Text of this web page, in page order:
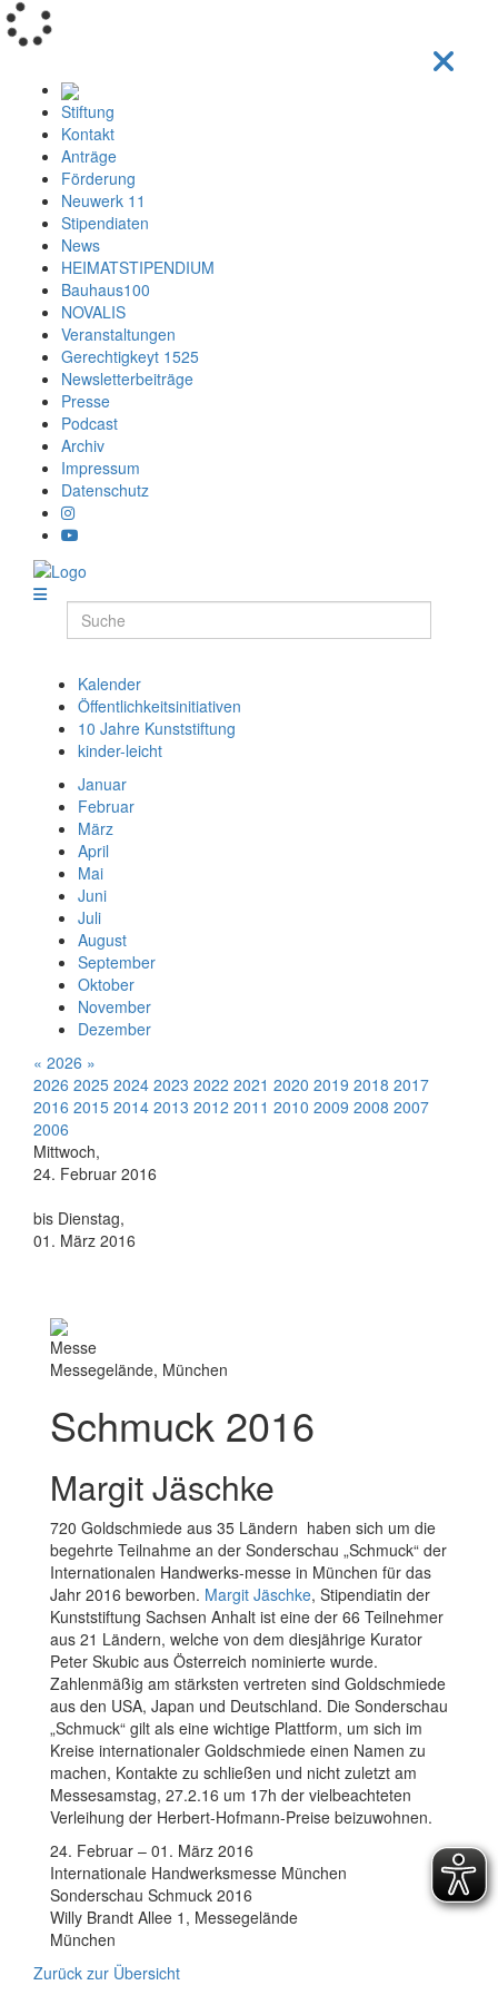
Stiftung
Kontakt
Anträge
Förderung
Neuwerk 11
Stipendiaten
News
HEIMATSTIPENDIUM
Bauhaus100
NOVALIS
Veranstaltungen
Gerechtigkeyt 1525
Newsletterbeiträge
Presse
Podcast
Archiv
Impressum
Datenschutz
Kalender
Öffentlichkeitsinitiativen
10 Jahre Kunststiftung
kinder-leicht
Januar
Februar
März
April
Mai
Juni
Juli
August
September
Oktober
November
Dezember
« 2026 »
2026 2025 2024 2023 2022 2021 2020 2019 2018 2017
2016 2015 2014 2013 2012 2011 2010 2009 2008 2007
2006
Mittwoch,
24. Februar 2016
bis Dienstag,
01. März 2016
Messe
Messegelände, München
Schmuck 2016
Margit Jäschke
720 Goldschmiede aus 35 Ländern haben sich um die
begehrte Teilnahme an der Sonderschau „Schmuck“ der
Internationalen Handwerks-messe in München für das
Jahr 2016 beworben. Margit Jäschke, Stipendiatin der
Kunststiftung Sachsen Anhalt ist eine der 66 Teilnehmer
aus 21 Ländern, welche von dem diesjährige Kurator
Peter Skubic aus Österreich nominierte wurde.
Zahlenmäßig am stärksten vertreten sind Goldschmiede
aus den USA, Japan und Deutschland. Die Sonderschau
„Schmuck“ gilt als eine wichtige Plattform, um sich im
Kreise internationaler Goldschmiede einen Namen zu
machen, Kontakte zu schließen und nicht zuletzt am
Messesamstag, 27.2.16 um 17h der vielbeachteten
Verleihung der Herbert-Hofmann-Preise beizuwohnen.
24. Februar – 01. März 2016
Internationale Handwerksmesse München
Sonderschau Schmuck 2016
Willy Brandt Allee 1, Messegelände
München
Zurück zur Übersicht